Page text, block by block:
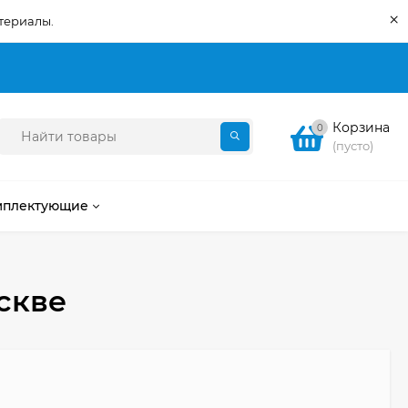
×
0 Корзина
(пусто)